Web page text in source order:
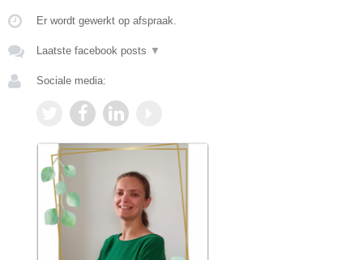
Er wordt gewerkt op afspraak.
Laatste facebook posts ▼
Sociale media: